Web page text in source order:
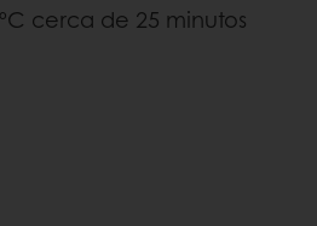
cerca de 25 minutos